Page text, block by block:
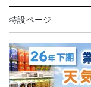
特設ページ